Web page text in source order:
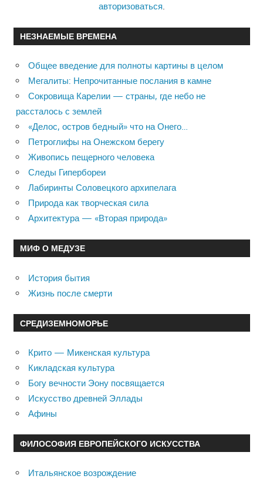
авторизоваться.
НЕЗНАЕМЫЕ ВРЕМЕНА
Общее введение для полноты картины в целом
Мегалиты: Непрочитанные послания в камне
Сокровища Карелии — страны, где небо не
рассталось с землей
«Делос, остров бедный» что на Онего…
Петроглифы на Онежском берегу
Живопись пещерного человека
Следы Гипербореи
Лабиринты Соловецкого архипелага
Природа как творческая сила
Архитектура — «Вторая природа»
МИФ О МЕДУЗЕ
История бытия
Жизнь после смерти
СРЕДИЗЕМНОМОРЬЕ
Крито — Микенская культура
Кикладская культура
Богу вечности Эону посвящается
Искусство древней Эллады
Афины
ФИЛОСОФИЯ ЕВРОПЕЙСКОГО ИСКУССТВА
Итальянское возрождение